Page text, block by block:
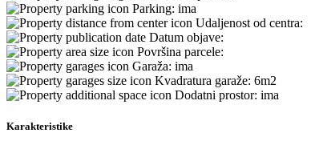
Parking: ima
Udaljenost od centra:
Datum objave:
Površina parcele:
Garaža: ima
Kvadratura garaže: 6m2
Dodatni prostor: ima
Karakteristike